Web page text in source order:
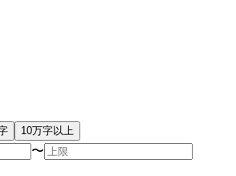
10万字以上
〜